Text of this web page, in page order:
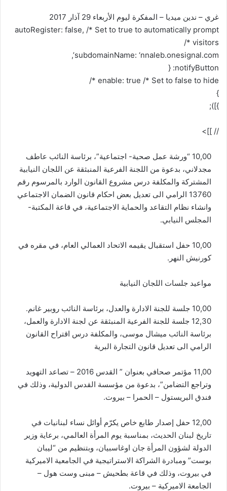
غري – ندين ميديا – المفكرة ليوم الأربعاء 29 آذار 2017
autoRegister: false, /* Set to true to automatically prompt
visitors */
subdomainName: ‘nnaleb.onesignal.com’,
notifyButton: {
enable: true /* Set to false to hide */
}
}]);
// ]]>
10,00 “ورشة عمل صحية- اجتماعية”، برئاسة النائب عاطف
مجدلاني، بدعوة من اللجنة الفرعية المنبثقة عن اللجان النيابية
المشتركة والمكلفة درس مشروع القانون الوارد بالمرسوم رقم
13760 الرامي الى تعديل بعض احكام قانون الضمان الاجتماعي
وانشاء نظام التقاعد والحماية الاجتماعية، في قاعة المكتبة-
المجلس النيابي.
10,00 حفل استقبال يقيمه الاتحاد العمالي العام، في مقره في
كورنيش النهر.
مواعيد جلسات اللجان النيابية
10,00 جلسة للجنة الادارة والعدل، برئاسة النائب روبير غانم.
12,30 جلسة للجنة الفرعية المنبثقة عن لجنة الادارة والعمل،
برئاسة النائب ميشال موسى، والمكلفة درس اقتراح القانون
الرامي الى تعديل قانون التجارة البرية
11,00 مؤتمر صحافي بعنوان ” القدس 2016 – تصاعد التهويد
وتراجع التضامن”، بدعوة من مؤسسة القدس الدولية، وذلك في
فندق البريستول – الحمرا – بيروت.
12,00 حفل إصدار طابع خاص يكرّم أوائل نساء لبنانيات في
تاريخ لبنان الحديث، بمناسبة يوم المرأة العالمي، برعاية وزير
الدولة لشؤون المرأة جان اوغاسبيان، وبتنظيم من “ليبان
بوست” ومبادرة الشراكة الاستراتيجية في الجامعية الاميركية
في بيروت، وذلك في قاعة بطحيش – مبنى وست هول –
الجامعة الاميركية – بيروت.